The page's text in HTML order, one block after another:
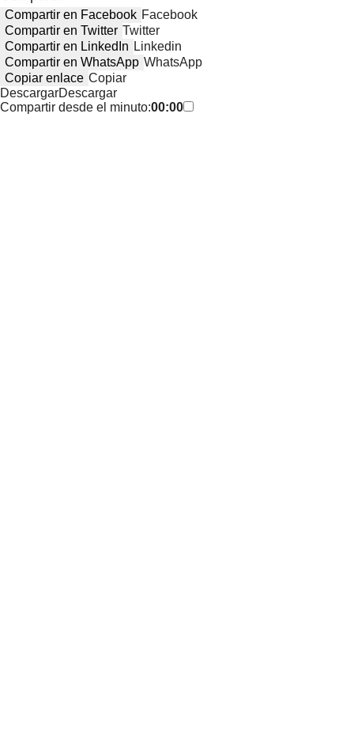
Compartir en Facebook Facebook
Compartir en Twitter Twitter
Compartir en LinkedIn Linkedin
Compartir en WhatsApp WhatsApp
Copiar enlace Copiar
DescargarDescargar
Compartir desde el minuto:00:00